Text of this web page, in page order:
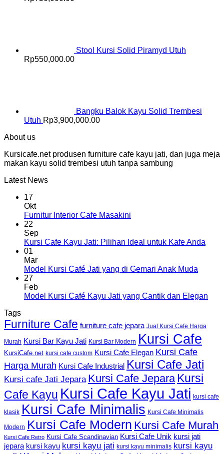
Stool Kursi Solid Piramyd Utuh
Rp550,000.00
Bangku Balok Kayu Solid Trembesi
Utuh Rp3,900,000.00
About us
Kursicafe.net produsen furniture cafe kayu jati, dan juga meja
makan kayu solid trembesi utuh tanpa sambung
Latest News
17
Okt
Furnitur Interior Cafe Masakini
22
Sep
Kursi Cafe Kayu Jati: Pilihan Ideal untuk Kafe Anda
01
Mar
Model Kursi Café Jati yang di Gemari Anak Muda
27
Feb
Model Kursi Café Kayu Jati yang Cantik dan Elegan
Tags
Furniture Cafe furniture cafe jepara Jual Kursi Cafe Harga
Murah Kursi Bar Kayu Jati Kursi Bar Modern Kursi Cafe
KursiCafe.net kursi cafe custom Kursi Cafe Elegan Kursi Cafe
Harga Murah Kursi Cafe Industrial Kursi Cafe Jati
Kursi cafe Jati Jepara Kursi Cafe Jepara Kursi
Cafe Kayu Kursi Cafe Kayu Jati kursi cafe
klasik Kursi Cafe Minimalis Kursi Cafe Minimalis
Modern Kursi Cafe Modern Kursi Cafe Murah
Kursi Cafe Retro Kursi Cafe Scandinavian Kursi Cafe Unik kursi jati
jepara kursi kayu kursi kayu jati kursi kayu minimalis kursi kayu